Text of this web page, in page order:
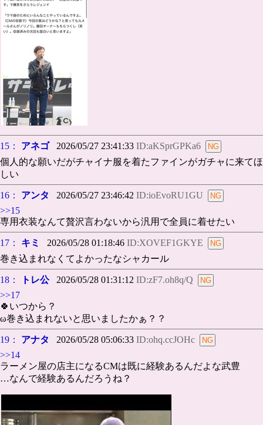
15： アネゴ2026/05/27 23:41:33 ID:aKSprGPKa6
個人的な願いだがチャイナ服を着たファインがガチャに来てほ
しい
16： アンタ 2026/05/27 23:46:42 ID:ioEvoRU1GU
>>15
専用衣装なんて贅沢言わないから汎用で全員に着せたい
17： キミ 2026/05/28 01:18:46 ID:XOVEF1GKYE
巻き込まれなくてよかったなシャカール
18： トレ公2026/05/28 01:31:12 ID:zF7.oh8q/Q
>>17
🍀いつから？
ω巻き込まれないと思いましたかぁ？？
19： アナタ 2026/05/28 05:06:33 ID:ohq.ccJOHc
>>14
ラーメン屋の店主になるCMは既に経験あるんだよな武豊
…なんで経験あるんだろうね？